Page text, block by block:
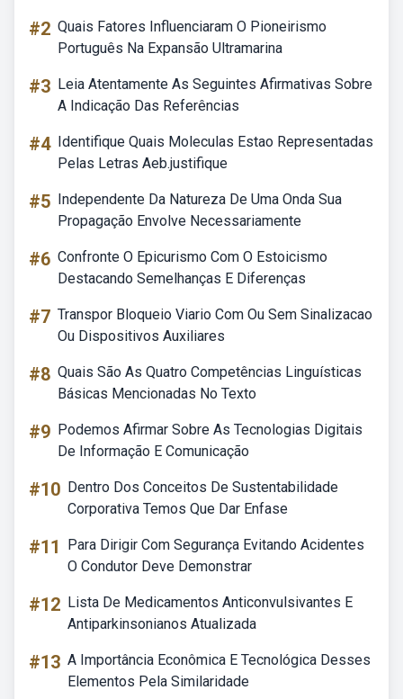
#2 Quais Fatores Influenciaram O Pioneirismo
Português Na Expansão Ultramarina
#3 Leia Atentamente As Seguintes Afirmativas Sobre
A Indicação Das Referências
#4 Identifique Quais Moleculas Estao Representadas
Pelas Letras Aeb.justifique
#5 Independente Da Natureza De Uma Onda Sua
Propagação Envolve Necessariamente
#6 Confronte O Epicurismo Com O Estoicismo
Destacando Semelhanças E Diferenças
#7 Transpor Bloqueio Viario Com Ou Sem Sinalizacao
Ou Dispositivos Auxiliares
#8 Quais São As Quatro Competências Linguísticas
Básicas Mencionadas No Texto
#9 Podemos Afirmar Sobre As Tecnologias Digitais
De Informação E Comunicação
#10 Dentro Dos Conceitos De Sustentabilidade
Corporativa Temos Que Dar Enfase
#11
Para Dirigir Com Segurança Evitando Acidentes
O Condutor Deve Demonstrar
#12 Lista De Medicamentos Anticonvulsivantes E
Antiparkinsonianos Atualizada
#13 A Importância Econômica E Tecnológica Desses
Elementos Pela Similaridade